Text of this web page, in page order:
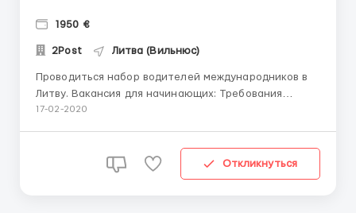
1950 €
2Post Литва (Вильнюс)
Проводиться набор водителей международников в
Литву. Вакансия для начинающих: Требования
1.Опыт работы по категории СЕ от 1 года в Странах
17-02-2020
Откликнуться